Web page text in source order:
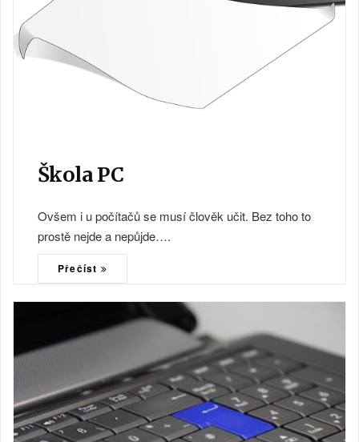
Škola PC
Ovšem i u počítačů se musí člověk učit. Bez toho to
prostě nejde a nepůjde….
Přečíst